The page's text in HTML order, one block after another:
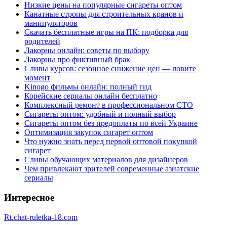
Низкие цены на популярные сигареты оптом
Канатные стропы для строительных кранов и
манипуляторов
Скачать бесплатные игры на ПК: подборка для
родителей
Лакорны онлайн: советы по выбору
Лакорны про фиктивный брак
Сливы курсов: сезонное снижение цен — ловите
момент
Kinogo фильмы онлайн: полный гид
Корейские сериалы онлайн бесплатно
Комплексный ремонт в профессиональном СТО
Сигареты оптом: удобный и полный выбор
Сигареты оптом без предоплаты по всей Украине
Оптимизация закупок сигарет оптом
Что нужно знать перед первой оптовой покупкой
сигарет
Сливы обучающих материалов для дизайнеров
Чем привлекают зрителей современные азиатские
сериалы
Интересное
Rt.chat-ruletka-18.com